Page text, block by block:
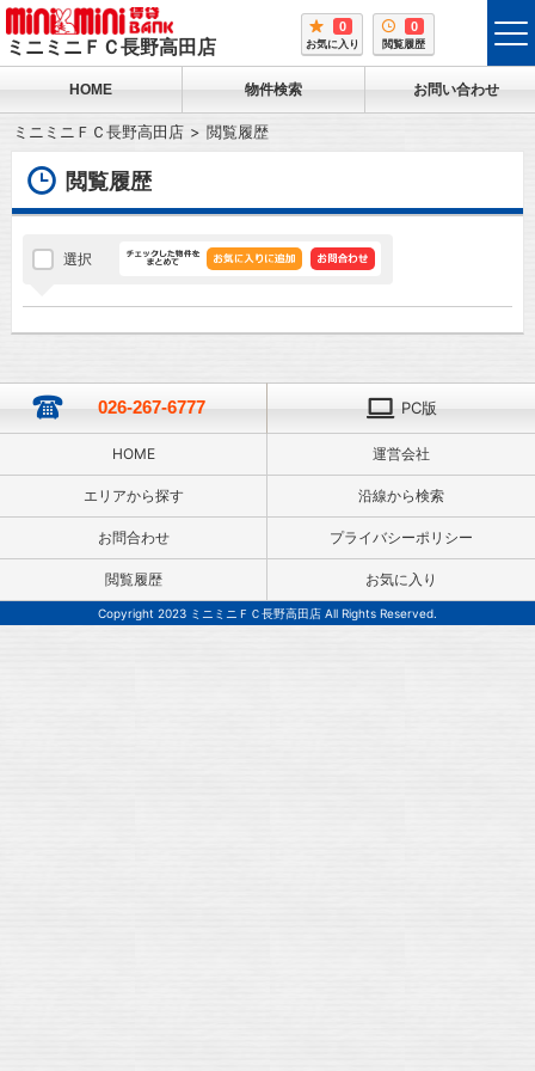
ミニミニＦＣ長野高田店
0
お気に入り
0
閲覧履歴
HOME 物件検索 お問い合わせ
ミニミニＦＣ長野高田店 閲覧履歴
閲覧履歴
選択
026-267-6777 PC版
HOME 運営会社
エリアから探す 沿線から検索
お問合わせ プライバシーポリシー
閲覧履歴 お気に入り
Copyright 2023 ミニミニＦＣ長野高田店 All Rights Reserved.